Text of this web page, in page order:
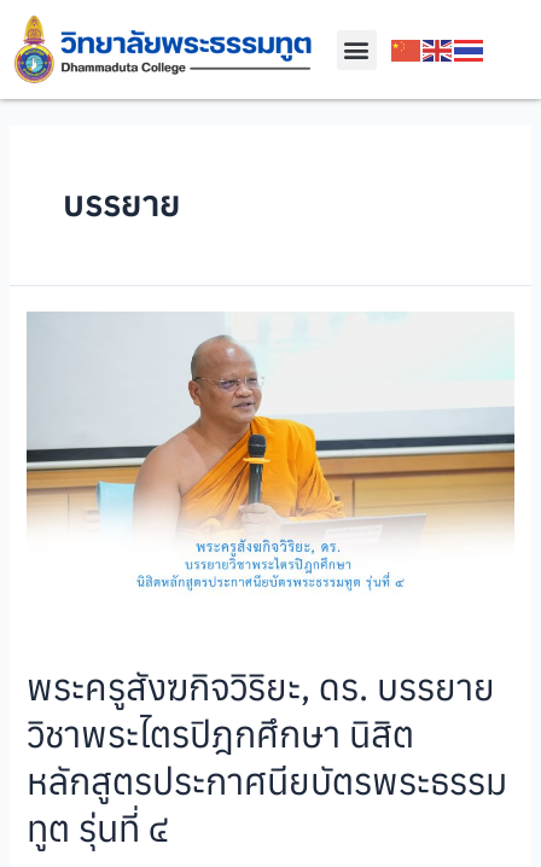
บรรยาย
พระครูสังฆกิจวิริยะ, ดร. บรรยาย
วิชาพระไตรปิฎกศึกษา นิสิต
หลักสูตรประกาศนียบัตรพระธรรม
ทูต รุ่นที่ ๔